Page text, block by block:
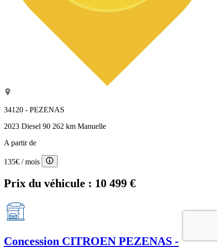
34120 - PEZENAS
2023 Diesel 90 262 km Manuelle
A partir de
135€ / mois
Prix du véhicule : 10 499 €
Concession CITROEN PEZENAS -